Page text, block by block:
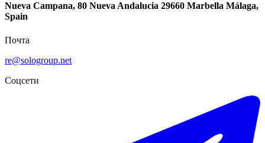
Nueva Campana, 80 Nueva Andalucia 29660 Marbella Málaga,
Spain
Почта
re@sologroup.net
Соцсети